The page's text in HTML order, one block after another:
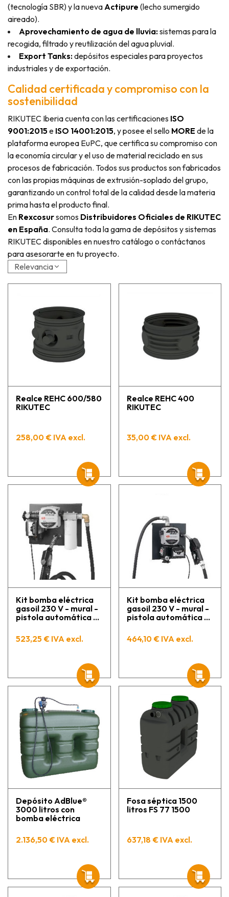
(tecnología SBR) y la nueva Actipure (lecho sumergido
aireado).
Aprovechamiento de agua de lluvia:sistemas para la
recogida, filtrado y reutilización del agua pluvial.
Export Tanks:depósitos especiales para proyectos
industriales y de exportación.
Calidad certificada y compromiso con la
sostenibilidad
RIKUTEC Iberia cuenta con las certificaciones ISO
9001:2015 e ISO 14001:2015, y posee el sello MORE de la
plataforma europea EuPC, que certifica su compromiso con
la economía circular y el uso de material reciclado en sus
procesos de fabricación. Todos sus productos son fabricados
con las propias máquinas de extrusión-soplado del grupo,
garantizando un control total de la calidad desde la materia
prima hasta el producto final.
En Rexcosursomos Distribuidores Oficiales de RIKUTEC
en España. Consulta toda la gama de depósitos y sistemas
RIKUTEC disponibles en nuestro catálogo o contáctanos
para asesorarte en tu proyecto.
Relevancia
Realce REHC 600/580
RIKUTEC
258,00 € IVA excl.
Realce REHC 400
RIKUTEC
35,00 € IVA excl.
Kit bomba eléctrica
gasoil 230 V - mural -
pistola automática -
523,25 € IVA excl.
Kit bomba eléctrica
gasoil 230 V - mural -
pistola automática y
464,10 € IVA excl.
Depósito AdBlue®
3000 litros con
bomba eléctrica
2.136,50 € IVA excl.
Fosa séptica 1500
litros FS 77 1500
637,18 € IVA excl.